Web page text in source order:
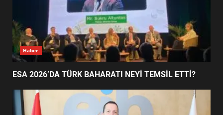
3
EİB’DE KRİTİK ATAMA:
SÜRDÜRÜLEBİLİRLİKTE NE
DEĞİŞECEK?
4
FİNALİNDE NE BAŞARDI?
Haber
ESA 2026’DA TÜRK BAHARATI NEYİ TEMSİL ETTİ?